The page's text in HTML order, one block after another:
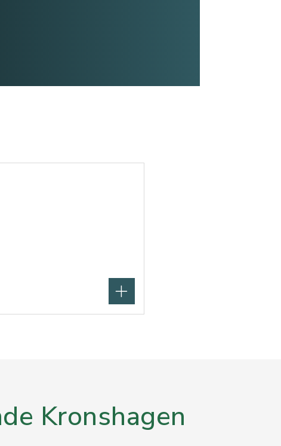
Kronshagen